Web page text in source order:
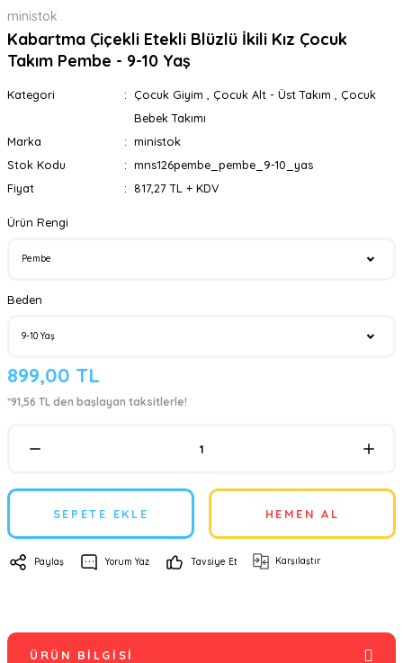
ministok
Kabartma Çiçekli Etekli Blüzlü İkili Kız Çocuk
Takım Pembe - 9-10 Yaş
Kategori Çocuk Giyim Çocuk Alt - Üst Takım
Çocuk
Bebek Takımı
Marka
ministok
Stok Kodu
mns126pembe_pembe_9-10_yas
Fiyat
817,27 TL + KDV
Ürün Rengi
Beden
899,00 TL
*91,56 TL den başlayan taksitlerle!
SEPETE EKLE HEMEN AL
Paylaş Yorum Yaz Tavsiye Et Karşılaştır
ÜRÜN BILGISI